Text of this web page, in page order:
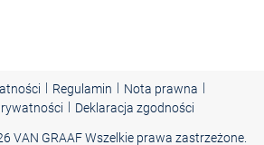
| Regulamin | Nota prawna |
| Deklaracja zgodności
VAN GRAAF Wszelkie prawa zastrzeżone.